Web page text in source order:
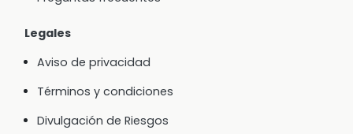
Legales
Aviso de privacidad
Términos y condiciones
Divulgación de Riesgos